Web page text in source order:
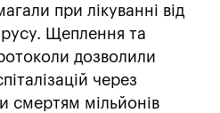
при лікуванні від
Щеплення та
дозволили
через
смертям мільйонів